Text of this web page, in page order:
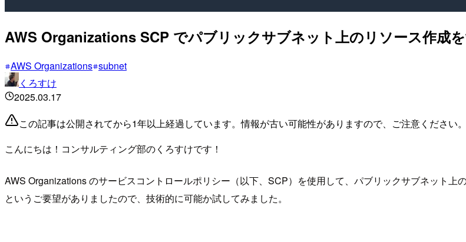
AWS Organizations SCP でパブリックサブネット上のリソース作成
AWS Organizations subnet
くろすけ
2025.03.17
この記事は公開されてから1年以上経過しています。情報が古い可能性がありますので、ご注意ください。
こんにちは！コンサルティング部のくろすけです！
AWS Organizations のサービスコントロールポリシー（以下、SCP）を使用して、パブリックサブネット上
というご要望がありましたので、技術的に可能か試してみました。